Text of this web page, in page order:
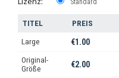
Standard
TITEL PREIS
Large €1.00
Original-
Größe
€2.00